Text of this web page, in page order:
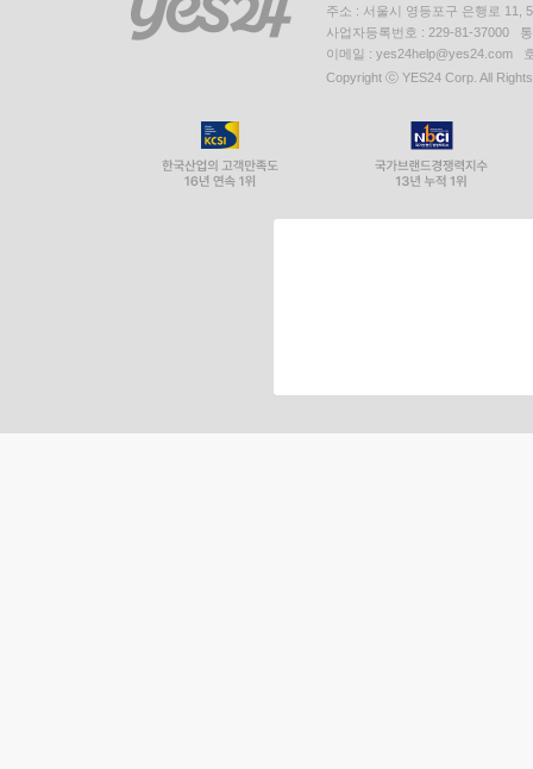
주소 : 서울시 영등포구 은행로 11,
사업자등록번호 : 229-81-37000
이메일 : yes24help@yes24.com
Copyright ⓒ YES24 Corp. All